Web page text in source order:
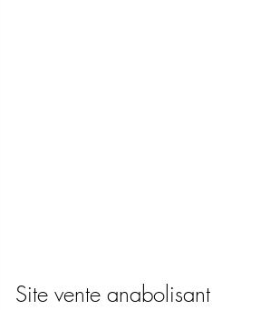
Site vente anabolisant